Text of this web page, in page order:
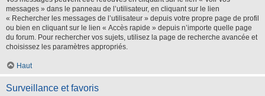
messages » dans le panneau de l’utilisateur, en cliquant sur le lien
« Rechercher les messages de l’utilisateur » depuis votre propre page de profil
ou bien en cliquant sur le lien « Accès rapide » depuis n’importe quelle page
du forum. Pour rechercher vos sujets, utilisez la page de recherche avancée et
choisissez les paramètres appropriés.
Haut
Surveillance et favoris